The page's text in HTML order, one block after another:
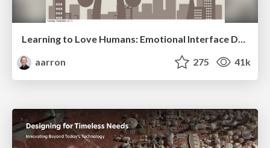
Learning to Love Humans: Emotional Interface Design
aarron
275 41k